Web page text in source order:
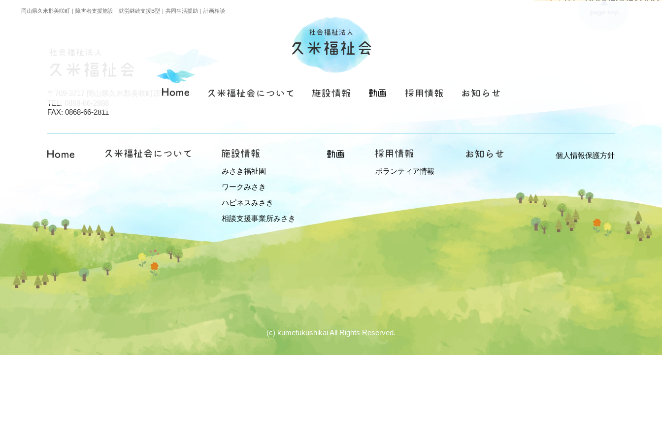
岡山県久米郡美咲町｜障害者支援施設｜就労継続支援B型｜共同生活援助｜計画相談
〒709-3717 岡山県久米郡美咲町原田260
TEL: 0868-66-2888
FAX: 0868-66-2811
みさき福祉園
ワークみさき
ハピネスみさき
相談支援事業所みさき
ボランティア情報
個人情報保護方針
(c) kumefukushikai All Rights Reserved.